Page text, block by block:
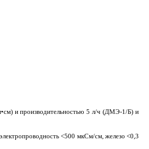
и производительностью 5 л/ч (ДМЭ-1/Б) и
<500 мкСм/см, железо <0,3